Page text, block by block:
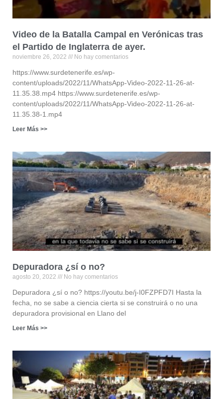
Video de la Batalla Campal en Verónicas tras
el Partido de Inglaterra de ayer.
noviembre 26, 2022 No hay comentarios
https://www.surdetenerife.es/wp-
content/uploads/2022/11/WhatsApp-Video-2022-11-26-at-
11.35.38.mp4 https://www.surdetenerife.es/wp-
content/uploads/2022/11/WhatsApp-Video-2022-11-26-at-
11.35.38-1.mp4
Leer Más >>
Depuradora ¿sí o no?
agosto 20, 2022 No hay comentarios
Depuradora ¿sí o no? https://youtu.be/j-I0FZPFD7I Hasta la
fecha, no se sabe a ciencia cierta si se construirá o no una
depuradora provisional en Llano del
Leer Más >>